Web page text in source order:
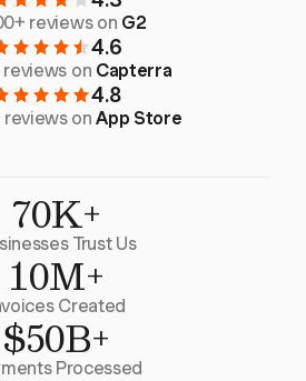
reviews on G2
4.6
on Capterra
4.8
reviews onApp Store
70K+
Trust Us
10M+
Created
$50B+
Processed